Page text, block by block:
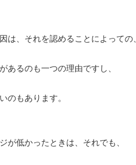
は、それを認めることによっての、
あるのも一つの理由ですし、
のもあります。
が低かったときは、それでも、